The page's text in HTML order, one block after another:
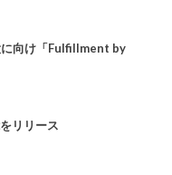
に向け「Fulfillment by
リリース